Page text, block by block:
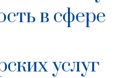
в сфере
услуг